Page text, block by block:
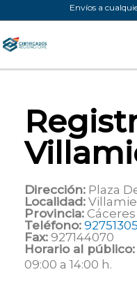
al
contenido
Envíos a
Dirección: Plaza
Localidad:
Provincia: Cáceres
Teléfono:
Fax: 927144070
Horario al público:
09:00 a 14:00 h.